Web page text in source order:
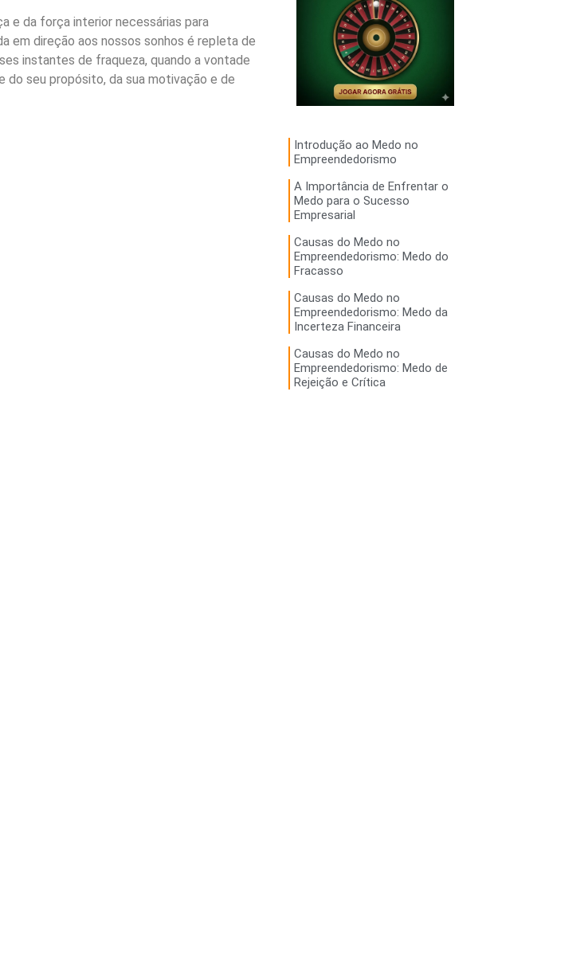
e da força interior necessárias para
em direção aos nossos sonhos é repleta de
instantes de fraqueza, quando a vontade
seu propósito, da sua motivação e de
Introdução ao Medo no
Empreendedorismo
A Importância de Enfrentar o
Medo para o Sucesso
Empresarial
Causas do Medo no
Empreendedorismo: Medo do
Fracasso
Causas do Medo no
Empreendedorismo: Medo da
Incerteza Financeira
Causas do Medo no
Empreendedorismo: Medo de
Rejeição e Crítica